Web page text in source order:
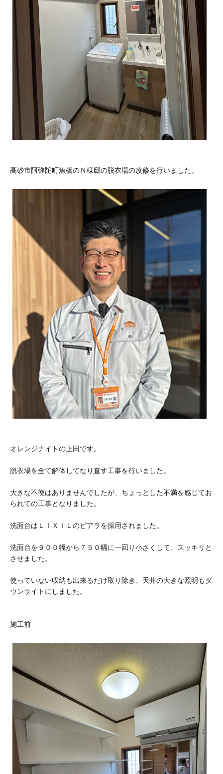
高砂市阿弥陀町魚橋のＮ様邸の脱衣場の改修を行いました。
オレンジナイトの上田です。
脱衣場を全て解体してなり直す工事を行いました。
大きな不便はありませんでしたが、ちょっとした不満を感じてお
られての工事となりました。
洗面台はＬＩＸＩＬのピアラを採用されました。
洗面台を９００幅から７５０幅に一回り小さくして、スッキリと
させました。
使っていない収納も出来るだけ取り除き、天井の大きな照明もダ
ウンライトにしました。
施工前